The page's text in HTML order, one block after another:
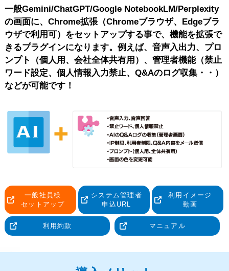
一般Gemini/ChatGPT/Google NotebookLM/Perplexity
の画面に、Chrome拡張（Chromeブラウザ、Edgeブラ
ウザで利用可）をセットアップする事で、機能を拡張で
きるプラグインになります。例えば、音声入出力、プロ
ンプト（個人用、会社全体共有用）、管理者機能（禁止
ワード設定、個人情報入力禁止、Q&Aのログ収集・・）
などが可能です！
一般社員様
セットアップ
システム管理者
申込URL
利用イメージ
動画
利用約款 マニュアル